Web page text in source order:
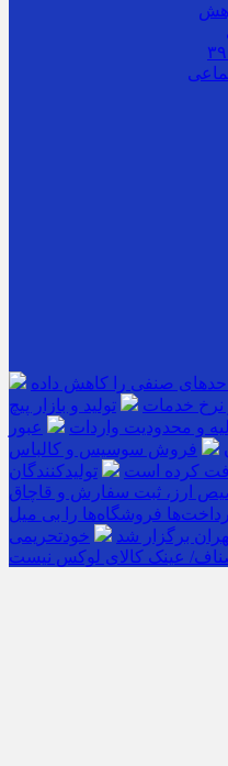
صنفی را کاهش داده
نرخ خدمات
تولید و بازار پیچ
و محدودیت واردات
عبور
فروش سوسیس و کالباس
کرده است
تولیدکنندگان
ارز، ثبت سفارش و قاچاق
فروشگاه‌ها را بی میل
برگزار شد
خودتحریمی
عینک کالای لوکس نیست